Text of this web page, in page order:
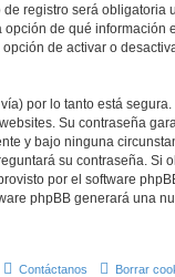
registro será obligatoria
opción de qué información
de activar o
por lo tanto está
Su contraseña
y bajo ninguna
su contraseña. Si
por el software
phpBB generará una
Borrar
Contáctanos